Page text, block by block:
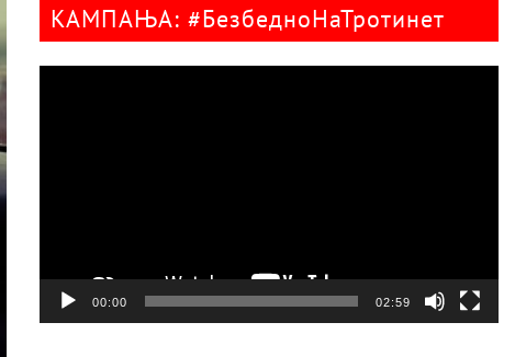
КАМПАЊА: #БезбедноНаТротинет
00:00 02:59